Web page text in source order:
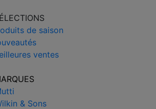
de saison
ventes
& Sons